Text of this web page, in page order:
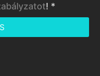
! *